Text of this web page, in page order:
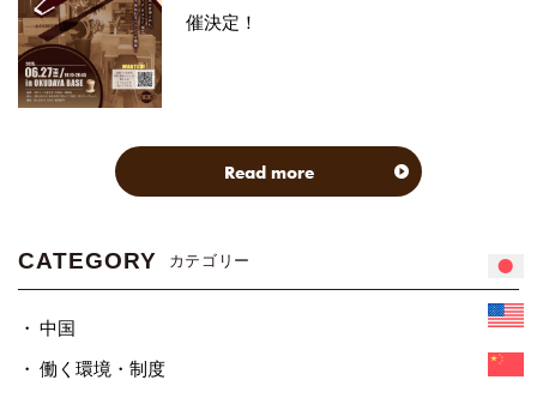
催決定！
Read more
CATEGORY カテゴリー
中国
働く環境・制度